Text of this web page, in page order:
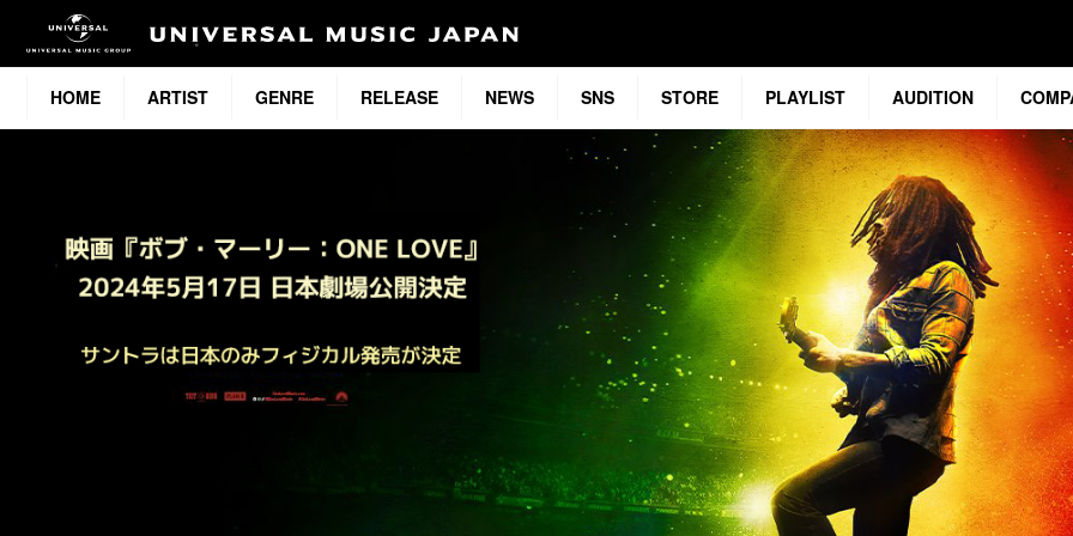
HOME ARTIST GENRE RELEASE NEWS SNS STORE PLAYLIST AUDITION